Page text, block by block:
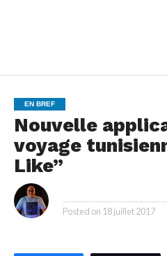
EN BREF
Nouvelle
voyage
Like”
Posted on 18 juillet 2017